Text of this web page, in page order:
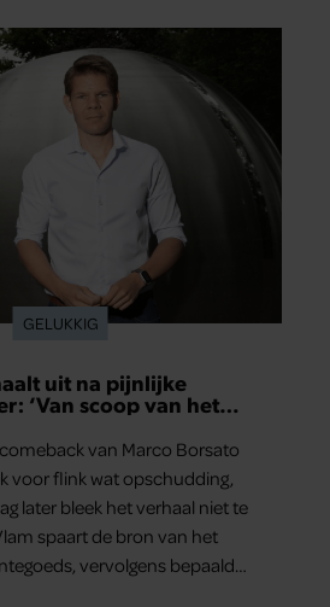
GELUKKIG
uit na pijnlijke
‘Van scoop van het
van Marco Borsato
voor flink wat opschudding,
later bleek het verhaal niet te
spaart de bron van het
vervolgens bepaald